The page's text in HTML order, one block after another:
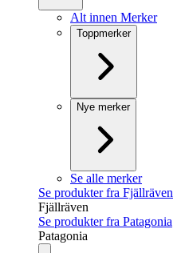
Alt innen Merker
Toppmerker
Nye merker
Se alle merker
Se produkter fra Fjällräven
Fjällräven
Se produkter fra Patagonia
Patagonia